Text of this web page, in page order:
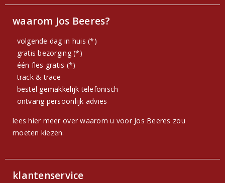
waarom Jos Beeres?
volgende dag in huis (*)
gratis bezorging (*)
één fles gratis (*)
track & trace
bestel gemakkelijk telefonisch
ontvang persoonlijk advies
lees hier meer over waarom u voor Jos Beeres zou
moeten kiezen.
klantenservice